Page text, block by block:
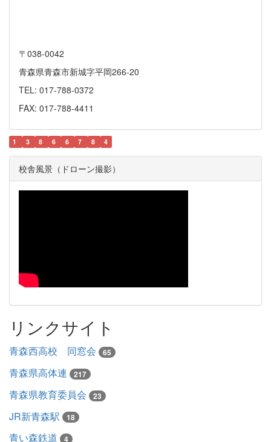
〒038-0042
青森県青森市新城字平岡266-20
TEL: 017-788-0372
FAX: 017-788-4411
1 3 8 6 6 7 8 4
校舎風景（ドローン撮影）
リンクサイト
青森西高校 同窓会 65
青森県高体連 217
青森県教育委員会 23
JR新青森駅 18
青い森鉄道 4